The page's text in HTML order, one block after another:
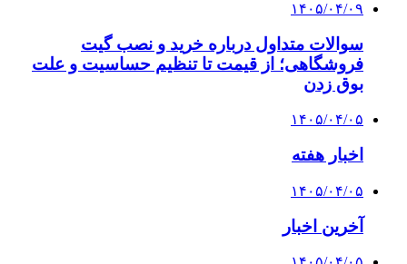
۱۴۰۵/۰۴/۰۹
سوالات متداول درباره خرید و نصب گیت
فروشگاهی؛ از قیمت تا تنظیم حساسیت و علت
بوق زدن
۱۴۰۵/۰۴/۰۵
اخبار هفته
۱۴۰۵/۰۴/۰۵
آخرین اخبار